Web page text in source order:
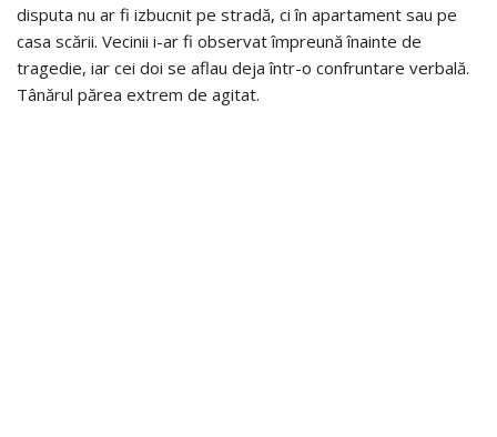
disputa nu ar fi izbucnit pe stradă, ci în apartament sau pe
casa scării. Vecinii i-ar fi observat împreună înainte de
tragedie, iar cei doi se aflau deja într-o confruntare verbală.
Tânărul părea extrem de agitat.